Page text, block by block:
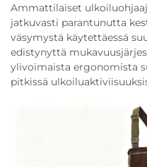
Ammattilaiset
jatkuvasti parantunutta
väsymystä käytettäessä
edistynyttä
ylivoimaista ergonomista
pitkissä